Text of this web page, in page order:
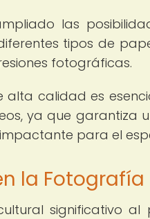
las
tipos de
fotográficas.
calidad es
ya que garantiza
para el
la Fotografía
significativo al